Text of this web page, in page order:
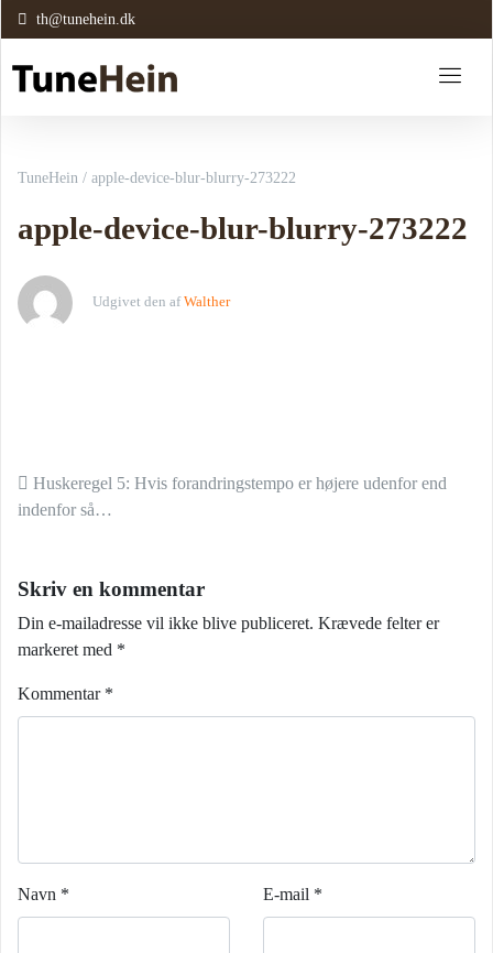
th@tunehein.dk
TuneHein / apple-device-blur-blurry-273222
apple-device-blur-blurry-273222
Udgivet den af Walther
Indlæg navigation
Huskeregel 5: Hvis forandringstempo er højere udenfor end
indenfor så…
Skriv en kommentar
Din e-mailadresse vil ikke blive publiceret. Krævede felter er
markeret med *
Kommentar *
Navn * E-mail *